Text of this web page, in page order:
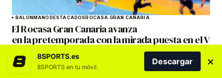
BALONMANODESTACADOSROCASA GRAN CANARIA
El Rocasa Gran Canaria avanza
en la pretemporada con la mirada puesta en el V
Torneo Internacional Servatur Costa Mogán
8SPORTS.es
8SPORTS en tu móvil.
Descargar ×